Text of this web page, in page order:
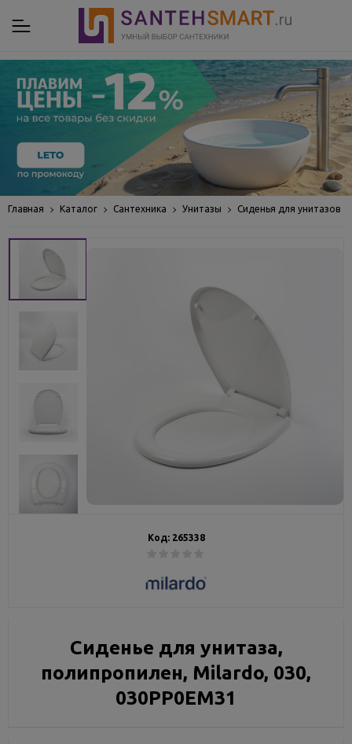
Главная Каталог Сантехника Унитазы Сиденья для унитазов
Код: 265338
Сиденье для унитаза,
полипропилен, Milardo, 030,
030PP0EM31